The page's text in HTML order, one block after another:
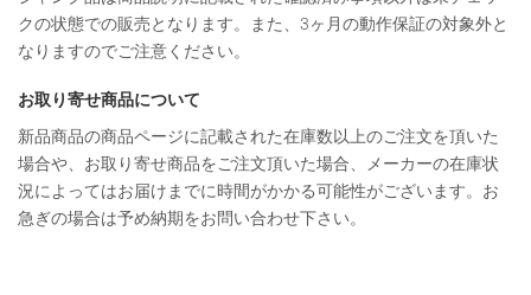
クの状態での販売となります。また、3ヶ月の動作保証の対象外と
なりますのでご注意ください。
お取り寄せ商品について
新品商品の商品ページに記載された在庫数以上のご注文を頂いた
場合や、お取り寄せ商品をご注文頂いた場合、メーカーの在庫状
況によってはお届けまでに時間がかかる可能性がございます。お
急ぎの場合は予め納期をお問い合わせ下さい。